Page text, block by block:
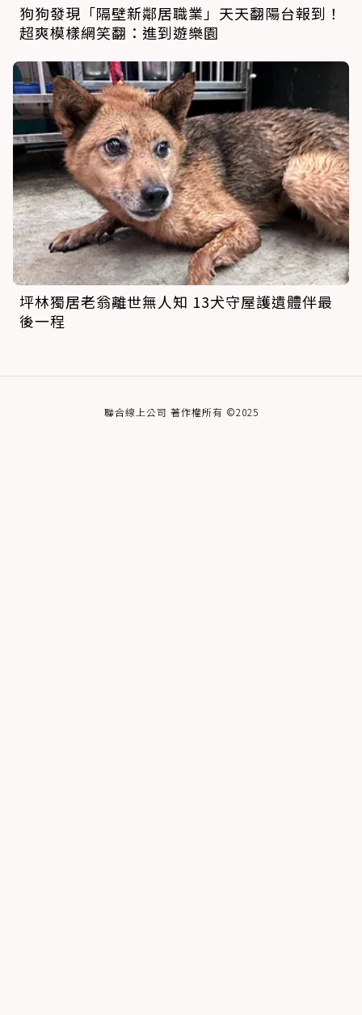
狗狗發現「隔壁新鄰居職業」天天翻陽台報到！
超爽模樣網笑翻：進到遊樂園
坪林獨居老翁離世無人知 13犬守屋護遺體伴最
後一程
聯合線上公司 著作權所有 ©2025